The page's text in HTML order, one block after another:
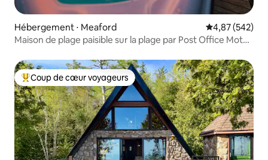
Hébergement ⋅ Meaford Évaluation
4,87 (542)
Maison de plage paisible sur la plage par Post Office Motel
Coups de cœur voyageurs les plus appréciés
Coup de cœur voyageurs